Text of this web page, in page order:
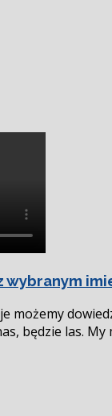
wybranym
możemy
będzie las.